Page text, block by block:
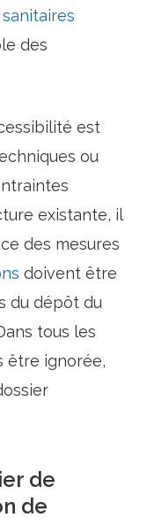
sanitaires
des
est
ou
existante, il
des mesures
doivent être
du dépôt du
tous les
être ignorée,
de
de